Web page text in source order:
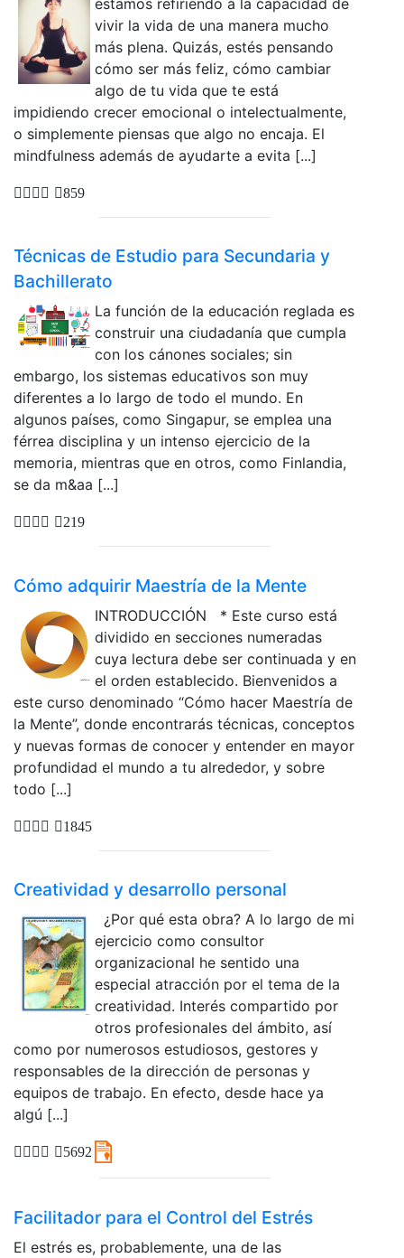
vivir la vida de una manera mucho
más plena. Quizás, estés pensando
cómo ser más feliz, cómo cambiar
algo de tu vida que te está
impidiendo crecer emocional o intelectualmente,
o simplemente piensas que algo no encaja. El
mindfulness además de ayudarte a evita [...]
859
Técnicas de Estudio para Secundaria y
Bachillerato
La función de la educación reglada es
construir una ciudadanía que cumpla
con los cánones sociales; sin
embargo, los sistemas educativos son muy
diferentes a lo largo de todo el mundo. En
algunos países, como Singapur, se emplea una
férrea disciplina y un intenso ejercicio de la
memoria, mientras que en otros, como Finlandia,
se da m&aa [...]
219
Cómo adquirir Maestría de la Mente
INTRODUCCIÓN * Este curso está
dividido en secciones numeradas
cuya lectura debe ser continuada y en
el orden establecido. Bienvenidos a
este curso denominado “Cómo hacer Maestría de
la Mente”, donde encontrarás técnicas, conceptos
y nuevas formas de conocer y entender en mayor
profundidad el mundo a tu alrededor, y sobre
todo [...]
1845
Creatividad y desarrollo personal
¿Por qué esta obra? A lo largo de mi
ejercicio como consultor
organizacional he sentido una
especial atracción por el tema de la
creatividad. Interés compartido por
otros profesionales del ámbito, así
como por numerosos estudiosos, gestores y
responsables de la dirección de personas y
equipos de trabajo. En efecto, desde hace ya
algú [...]
5692
Facilitador para el Control del Estrés
El estrés es, probablemente, una de las